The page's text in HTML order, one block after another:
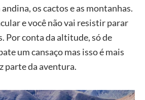
os cactos e as montanhas.
e você não vai resistir parar
Por conta da altitude, só de
um cansaço mas isso é mais
parte da aventura.